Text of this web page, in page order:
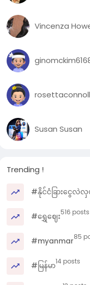
Vincenza
rosettaconnoll
Susan Susan
Trending !
#နိုင်ငံခြားငွေလဲ
#ရွှေဈေး516 posts
#myanmar85
#မြန်မာ14 posts